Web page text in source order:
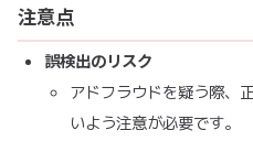
注意点
誤検出のリスク
アドフラウドを疑う際、
いよう注意が必要です。